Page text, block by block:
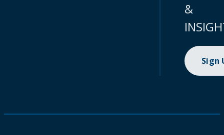
&
Sign